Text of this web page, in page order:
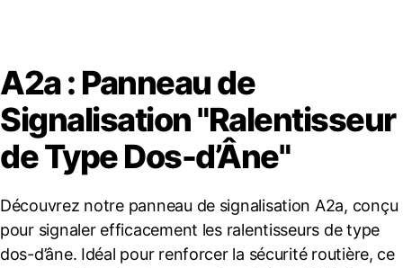
A2a : Panneau de
Signalisation "Ralentisseur
de Type Dos-d’Âne"
Découvrez notre panneau de signalisation A2a, conçu
pour signaler efficacement les ralentisseurs de type
dos-d’âne. Idéal pour renforcer la sécurité routière, ce